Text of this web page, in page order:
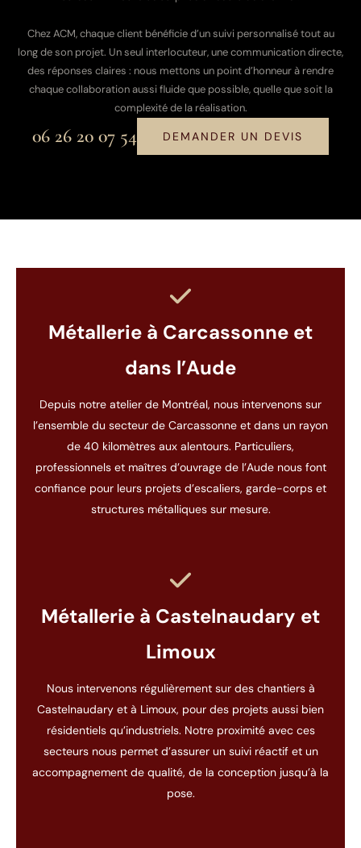
Chez ACM, chaque client bénéficie d’un suivi personnalisé tout au
long de son projet. Un seul interlocuteur, une communication directe,
des réponses claires : nous mettons un point d’honneur à rendre
chaque collaboration aussi fluide que possible, quelle que soit la
complexité de la réalisation.
06 26 20 07 54 DEMANDER UN DEVIS
Métallerie à Carcassonne et
dans l’Aude
Depuis notre atelier de Montréal, nous intervenons sur
l’ensemble du secteur de Carcassonne et dans un rayon
de 40 kilomètres aux alentours. Particuliers,
professionnels et maîtres d’ouvrage de l’Aude nous font
confiance pour leurs projets d’escaliers, garde-corps et
structures métalliques sur mesure.
Métallerie à Castelnaudary et
Limoux
Nous intervenons régulièrement sur des chantiers à
Castelnaudary et à Limoux, pour des projets aussi bien
résidentiels qu’industriels. Notre proximité avec ces
secteurs nous permet d’assurer un suivi réactif et un
accompagnement de qualité, de la conception jusqu’à la
pose.